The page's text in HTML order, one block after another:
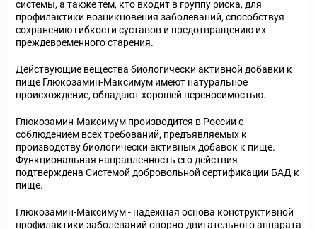
системы, а также тем, кто входит в группу риска, для
профилактики возникновения заболеваний, способствуя
сохранению гибкости суставов и предотвращению их
преждевременного старения.
Действующие вещества биологически активной добавки к
пище Глюкозамин-Максимум имеют натуральное
происхождение, обладают хорошей переносимостью.
Глюкозамин-Максимум производится в России с
соблюдением всех требований, предъявляемых к
производству биологически активных добавок к пище.
Функциональная направленность его действия
подтверждена Системой добровольной сертификации БАД к
пище.
Глюкозамин-Максимум - надежная основа конструктивной
профилактики заболеваний опорно-двигательного аппарата